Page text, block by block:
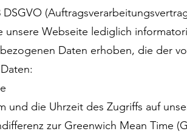
DSGVO
unsere Webseite lediglich
Daten erhoben, die der
und die Uhrzeit des Zugriffs auf
zur Greenwich Mean Time